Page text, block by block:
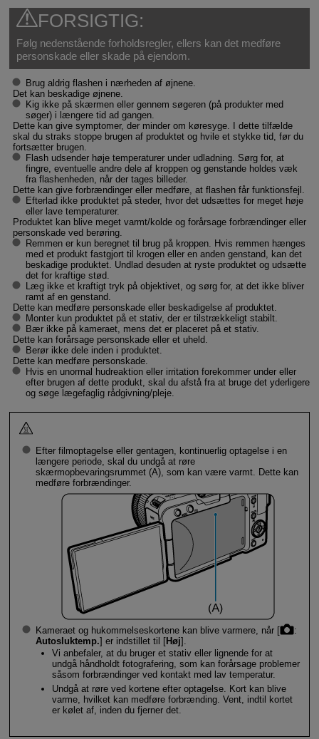
FORSIGTIG:
Følg nedenstående forholdsregler, ellers kan det medføre
personskade eller skade på ejendom.
Brug aldrig flashen i nærheden af øjnene.
Det kan beskadige øjnene.
Kig ikke på skærmen eller gennem søgeren (på produkter med
søger) i længere tid ad gangen.
Dette kan give symptomer, der minder om køresyge. I dette tilfælde
skal du straks stoppe brugen af produktet og hvile et stykke tid, før du
fortsætter brugen.
Flash udsender høje temperaturer under udladning. Sørg for, at
fingre, eventuelle andre dele af kroppen og genstande holdes væk
fra flashenheden, når der tages billeder.
Dette kan give forbrændinger eller medføre, at flashen får funktionsfejl.
Efterlad ikke produktet på steder, hvor det udsættes for meget høje
eller lave temperaturer.
Produktet kan blive meget varmt/kolde og forårsage forbrændinger eller
personskade ved berøring.
Remmen er kun beregnet til brug på kroppen. Hvis remmen hænges
med et produkt fastgjort til krogen eller en anden genstand, kan det
beskadige produktet. Undlad desuden at ryste produktet og udsætte
det for kraftige stød.
Læg ikke et kraftigt tryk på objektivet, og sørg for, at det ikke bliver
ramt af en genstand.
Dette kan medføre personskade eller beskadigelse af produktet.
Monter kun produktet på et stativ, der er tilstrækkeligt stabilt.
Bær ikke på kameraet, mens det er placeret på et stativ.
Dette kan forårsage personskade eller et uheld.
Berør ikke dele inden i produktet.
Dette kan medføre personskade.
Hvis en unormal hudreaktion eller irritation forekommer under eller
efter brugen af dette produkt, skal du afstå fra at bruge det yderligere
og søge lægefaglig rådgivning/pleje.
Efter filmoptagelse eller gentagen, kontinuerlig optagelse i en
længere periode, skal du undgå at røre
skærmopbevaringsrummet (A), som kan være varmt. Dette kan
medføre forbrændinger.
Kameraet og hukommelseskortene kan blive varmere, når [
:
Autosluktemp.] er indstillet til [Høj].
Vi anbefaler, at du bruger et stativ eller lignende for at
undgå håndholdt fotografering, som kan forårsage problemer
såsom forbrændinger ved kontakt med lav temperatur.
Undgå at røre ved kortene efter optagelse. Kort kan blive
varme, hvilket kan medføre forbrænding. Vent, indtil kortet
er kølet af, inden du fjerner det.